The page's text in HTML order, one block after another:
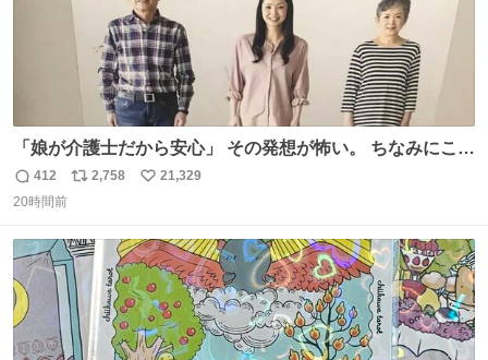
「娘が介護士だから安心」 その発想が怖い。 ちなみにこの
ポスターは、介護職の求人や転職支援をしている会社のポ
スターらしい。
返
信
412
リ
ト
数
2,758
い
数
21,329
20時間前